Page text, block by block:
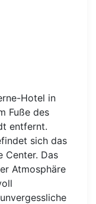
Hotel in
Fuße des
entfernt.
sich das
Center. Das
Atmosphäre